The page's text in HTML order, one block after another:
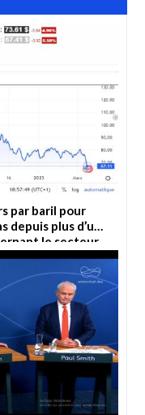
par baril pour
depuis plus d’un
le secteur